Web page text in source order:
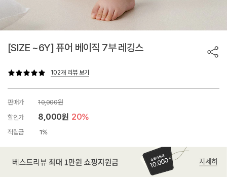
[SIZE ~6Y] 퓨어 베이직 7부 레깅스
102개 리뷰 보기
판매가
10,000원
할인가
8,000원 20%
적립금 1%